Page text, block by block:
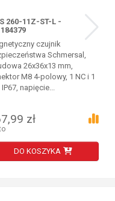
260-11Z-ST-L -
czujnik
Schmersal,
26x36x13 mm,
M8 4-polowy, 1 NC i 1
IP67, napięcie...
zł
DO KOSZYKA